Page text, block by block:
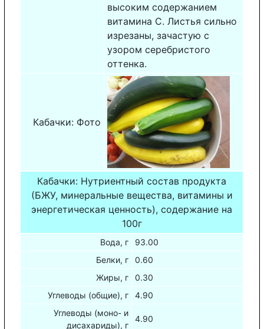
высоким содержанием
витамина C. Листья сильно
изрезаны, зачастую с
узором серебристого
оттенка.
Кабачки: Фото
Кабачки: Нутриентный состав продукта
(БЖУ, минеральные вещества, витамины и
энергетическая ценность), содержание на
100г
Вода, г
93.00
Белки, г
0.60
Жиры, г
0.30
Углеводы (общие), г
4.90
Углеводы (моно- и
дисахариды), г
4.90